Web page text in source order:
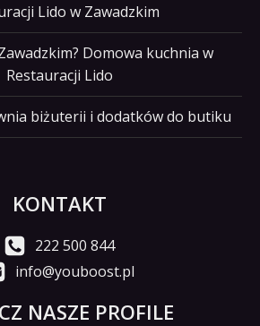
Lido w Zawadzkim
Domowa kuchnia w
Restauracji Lido
biżuterii i dodatków do butiku
KONTAKT
222 500 844
info@youboost.pl
NASZE PROFILE